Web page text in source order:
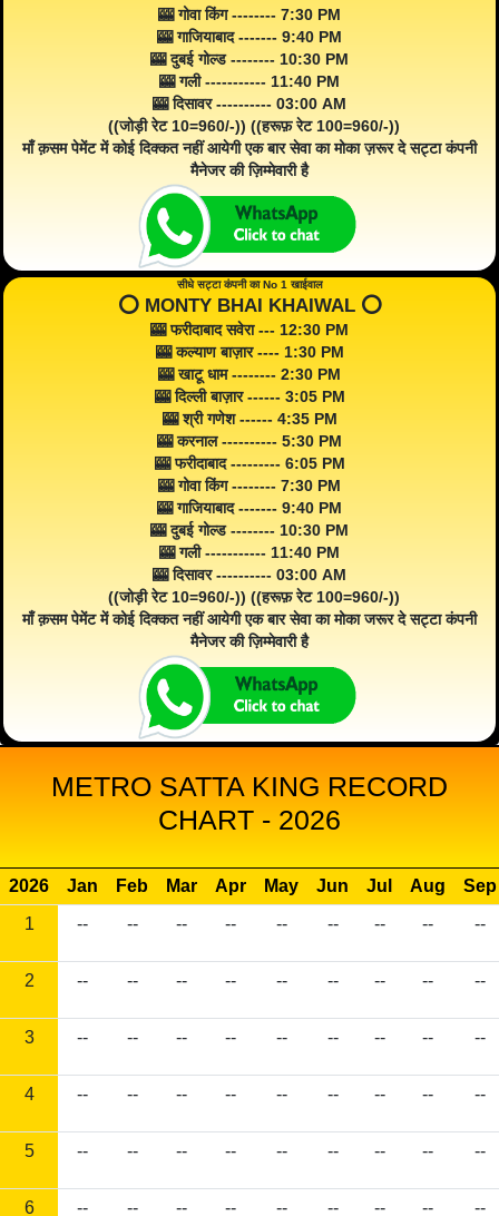
🎰 गोवा किंग -------- 7:30 PM
🎰 गाजियाबाद ------- 9:40 PM
🎰 दुबई गोल्ड -------- 10:30 PM
🎰 गली ----------- 11:40 PM
🎰 दिसावर ---------- 03:00 AM
((जोड़ी रेट 10=960/-)) ((हरूफ़ रेट 100=960/-))
माँ क़सम पेमेंट में कोई दिक्कत नहीं आयेगी एक बार सेवा का मोका ज़रूर दे सट्टा कंपनी
मैनेजर की ज़िम्मेवारी है
सीधे सट्टा कंपनी का No 1 खाईवाल
⭕️ MONTY BHAI KHAIWAL ⭕️
🎰 फरीदाबाद सवेरा --- 12:30 PM
🎰 कल्याण बाज़ार ---- 1:30 PM
🎰 खाटू धाम -------- 2:30 PM
🎰 दिल्ली बाज़ार ------ 3:05 PM
🎰 श्री गणेश ------ 4:35 PM
🎰 करनाल ---------- 5:30 PM
🎰 फरीदाबाद --------- 6:05 PM
🎰 गोवा किंग -------- 7:30 PM
🎰 गाजियाबाद ------- 9:40 PM
🎰 दुबई गोल्ड -------- 10:30 PM
🎰 गली ----------- 11:40 PM
🎰 दिसावर ---------- 03:00 AM
((जोड़ी रेट 10=960/-)) ((हरूफ़ रेट 100=960/-))
माँ क़सम पेमेंट में कोई दिक्कत नहीं आयेगी एक बार सेवा का मोका जरूर दे सट्टा कंपनी
मैनेजर की ज़िम्मेवारी है
METRO SATTA KING RECORD
CHART - 2026
2026 Jan Feb Mar Apr May Jun Jul Aug
Sep
1
-- -- -- -- -- -- -- -- --
2 -- -- -- -- -- -- -- -- --
3 -- -- -- -- -- -- -- -- --
4 -- -- -- -- -- -- -- -- --
5 -- -- -- -- -- -- -- -- --
6 -- -- -- -- -- -- -- -- --